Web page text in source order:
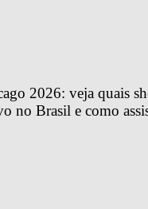
2026: veja quais
no Brasil e como